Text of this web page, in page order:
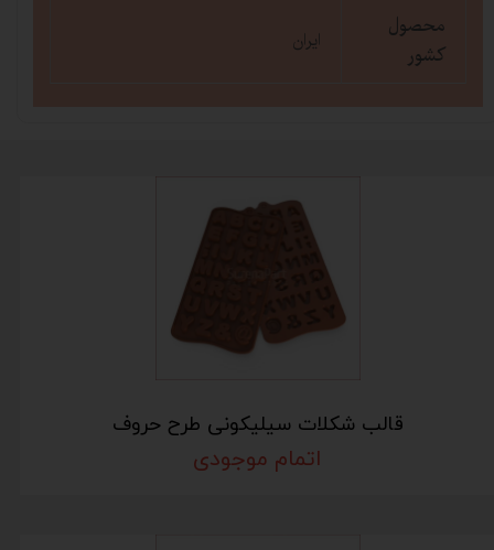
محصول
کشور
ایران
قالب شکلات سیلیکونی طرح حروف
اتمام موجودی